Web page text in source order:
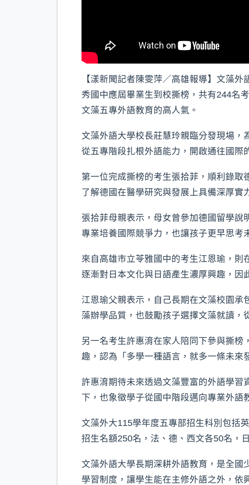
【漾新聞記者陳雯萍／高雄報導】文藻
秀國中應屆畢業生到校撕榜，共有244名
文藻五專外語教育的高人氣。
文藻外語大學校長莊慧玲親臨分發現場，
從五專階段扎根外語能力，開啟通往國際
第一位完成撕榜的考生張拾菲，順利錄
了解德國在醫學研究與發展上具備深厚實
張拾菲母親表示，母女曾參加德國留學
專業培養國際競爭力，也讓孩子更早思考
來自高雄市立苓雅國中的考生江恩瑜，則
逐漸對日本文化與日語產生濃厚興趣，因
江恩瑜父親表示，自己長期在文藻校園
藻辦學品質，也鼓勵孩子選擇文藻就讀，
另一名考生許惠淯在家人陪同下參與撕
趣，認為「多學一種語言，就多一條未來
許惠淯期待未來透過文藻豐富的外語學習
下，也象徵學子從國中階段邁向專業外語
文藻外大115學年度五專部招生科別包括
招生名額250名，法、德、西文各50名，
文藻外語大學長期深耕外語教育，是全國
學習制度，讓學生能在主修外語之外，依